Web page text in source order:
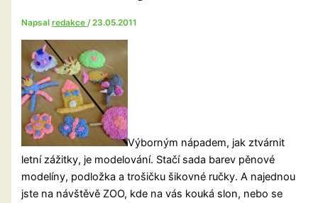
Napsalredakce/23.05.2011
Výborným nápadem, jak ztvárnit
letní zážitky, je modelování. Stačí sada barev pěnové
modelíny, podložka a trošičku šikovné ručky. A najednou
jste na návštěvě ZOO, kde na vás kouká slon, nebo se